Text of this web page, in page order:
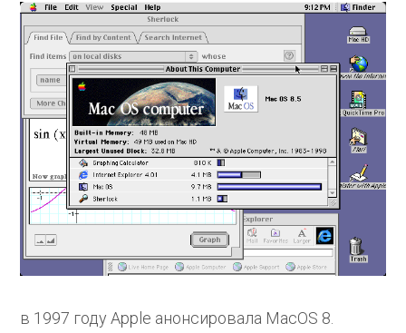
в 1997 году Apple анонсировала MacOS 8.